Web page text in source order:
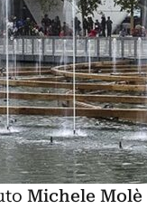
Michele Molè